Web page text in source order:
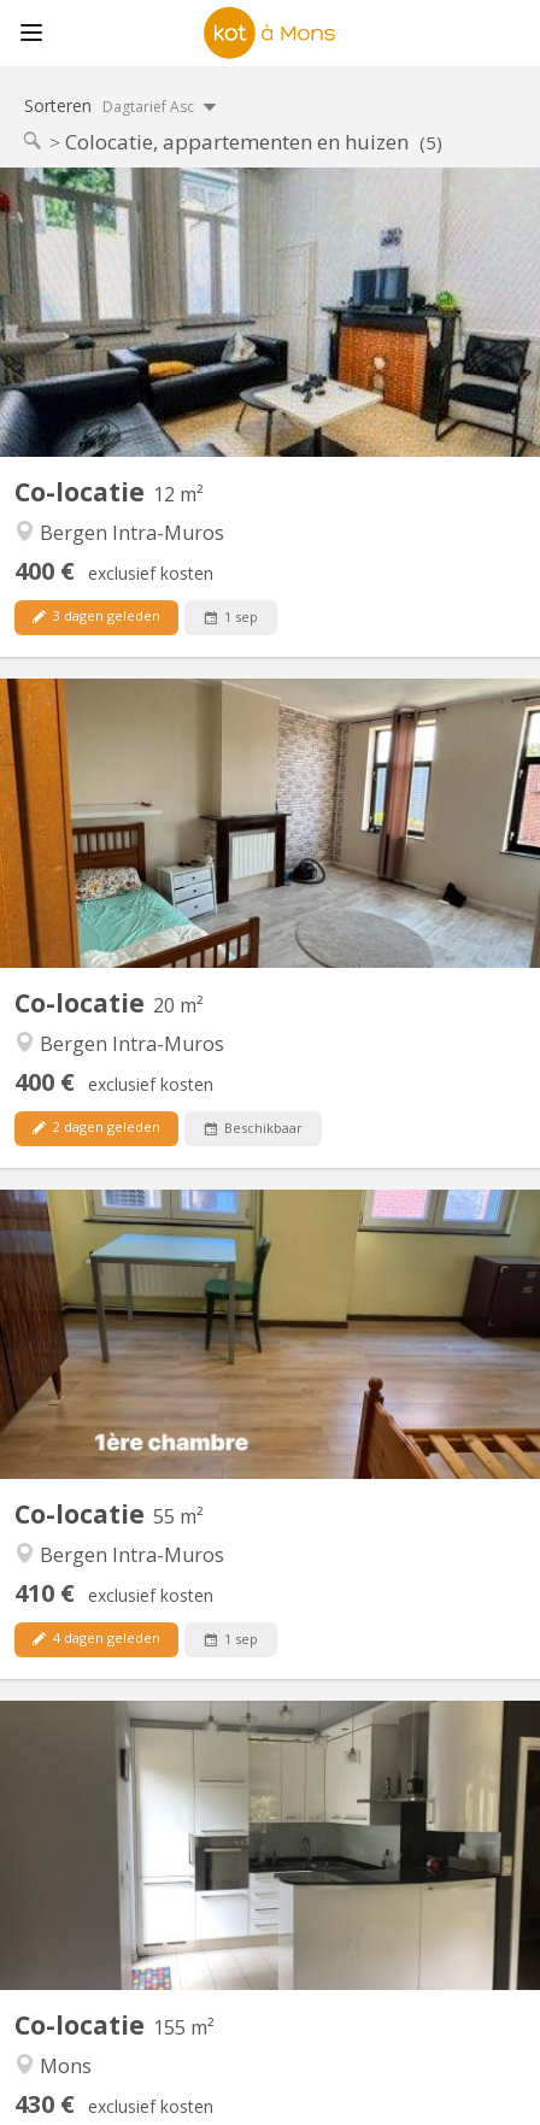
Sorteren Dagtarief Asc
Colocatie, appartementen en huizen (5)
Co-locatie 12 m²
Bergen Intra-Muros
400 € exclusief kosten
3 dagen geleden 1 sep
Immeuble à proximité de la Grand Place de Mons Chambre dans
une co-location de 9 étudiants Loyer toutes charges comprises
cuisine - commu - cour ext Tout nouveau bloc sanitaire!
Co-locatie 20 m²
Bergen Intra-Muros
400 € exclusief kosten
2 dagen geleden Beschikbaar
KM 2353
grande chambre lumineuse disponible au premier étage d'une co-
location de 3. Rénovée en 2025. chambre partiellement meublée
(lit, garde robe et bureau).
Co-locatie 55 m²
Bergen Intra-Muros
410 € exclusief kosten
4 dagen geleden 1 sep
KM 1614
Bel appartement 2 chambres au centre-ville ; rénové, meublé
avec internet (domiciliation acceptée). Le loyer de la petite
chambre : (410€ + 90€ charges)= 500€/mois et de la grande
chambre avec un lit double : 430 + 90 = 520€/mois. Libre à partir
du premier septembre 2026. Les visites sont à...
Co-locatie 155 m²
Mons
430 € exclusief kosten
KM 1713
👩‍🎓 - 👨‍🎓 Colocation pour étudiant(e) : UNE chambre disponible
dans ce magnifique appartement duplex de 155 m² comprenant
3 chambres. A quelques minutes à pied de l'UMONS (plaine de
Nimy) et du centre ville, une chambre (15 m²) est proposée à la
location. L'appartement est composé de : - Au...